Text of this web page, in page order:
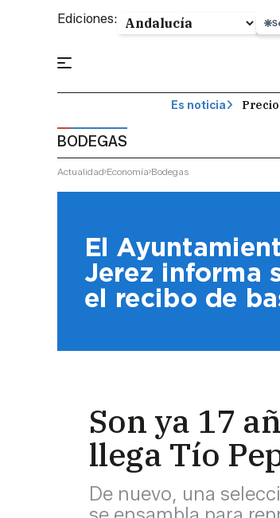
Ediciones:
Es noticia
BODEGAS
Actualidad Economía Bodegas
Son ya 17
llega Tío
De nuevo, una